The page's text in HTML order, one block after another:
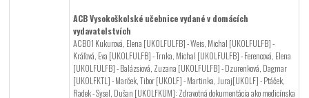
ACB Vysokoškolské učebnice vydané v domácích
vydavatelstvích
ACB01 Kukurová, Elena [UKOLFULFB] - Weis, Michal [UKOLFULFB] -
Kráľová, Eva [UKOLFULFB] - Trnka, Michal [UKOLFULFB] - Ferencová, Elena
[UKOLFULFB] - Balázsiová, Zuzana [UKOLFULFB] - Dzurenková, Dagmar
[UKOLFKTL] - Marček, Tibor [UKOLF] - Martinka, Juraj[UKOLF] - Ptáček,
Radek - Sysel, Dušan [UKOLFKUM]: Zdravotná dokumentácia ako medicínska